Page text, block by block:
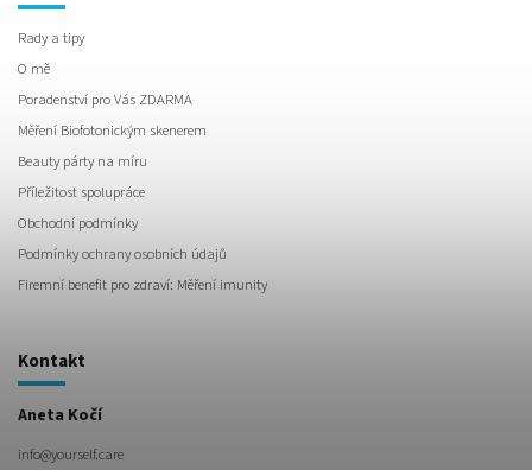
Rady a tipy
O mě
Poradenství pro Vás ZDARMA
Měření Biofotonickým skenerem
Beauty párty na míru
Příležitost spolupráce
Obchodní podmínky
Podmínky ochrany osobních údajů
Firemní benefit pro zdraví: Měření imunity
Kontakt
Aneta Kočí
info@yourself.care